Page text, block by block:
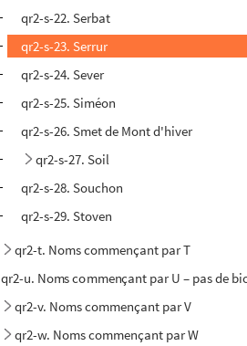
qr2-s-22. Serbat
qr2-s-23. Serrur
qr2-s-24. Sever
qr2-s-25. Siméon
qr2-s-26. Smet de Mont d'hiver
qr2-s-27. Soil
qr2-s-28. Souchon
qr2-s-29. Stoven
qr2-t. Noms commençant par T
qr2-u. Noms commençant par U – pas de
qr2-v. Noms commençant par V
qr2-w. Noms commençant par W